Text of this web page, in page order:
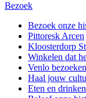
Bezoek
Bezoek onze
Pittoresk Arcen
Kloosterdorp
Winkelen dat
Venlo
Haal jouw
Eten en drinken